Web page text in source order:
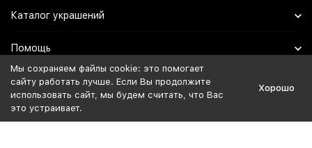
Каталог украшений
Помощь
Информация
Политика персональных данных
Мы сохраняем файлы cookie: это помогает
сайту работать лучше. Если Вы продолжите
использовать сайт, мы будем считать, что Вас
это устраивает.
Хорошо